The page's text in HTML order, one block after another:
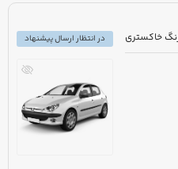
در انتظار ارسال پیشنهاد